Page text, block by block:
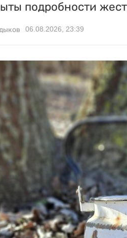
подробности
06.08.2026, 23:39